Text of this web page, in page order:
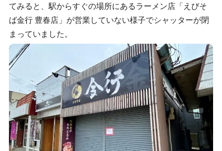
てみると、駅からすぐの場所にあるラーメン店「えびそ
ば金行 豊春店」が営業していない様子でシャッターが閉
まっていました。